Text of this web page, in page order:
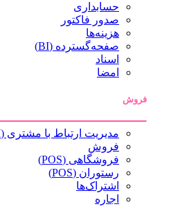
حسابداری
صدور فاکتور
هزینه‌ها
صفحه‌گسترده (BI)
اسناد
امضا
فروش
مدیریت ارتباط با مشتری (CRM)
فروش
فروشگاهی (POS)
رستوران (POS)
اشتراک‌ها
اجاره